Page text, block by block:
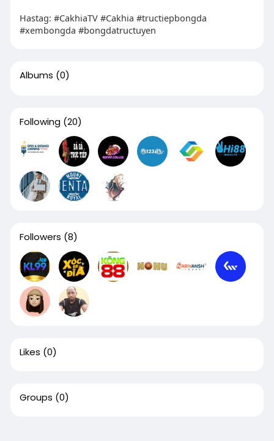
Hastag: #CakhiaTV #Cakhia #tructiepbongda
#xembongda #bongdatructuyen
Albums (0)
Following (20)
Followers (8)
Likes (0)
Groups (0)